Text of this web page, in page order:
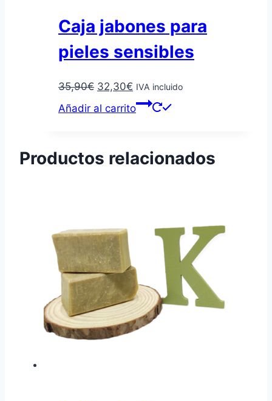
Caja jabones para
pieles sensibles
35,90€ El
precio
35,90€.
32,30€ El
precio
32,30€.
IVA incluido
Añadir al carrito
Productos relacionados